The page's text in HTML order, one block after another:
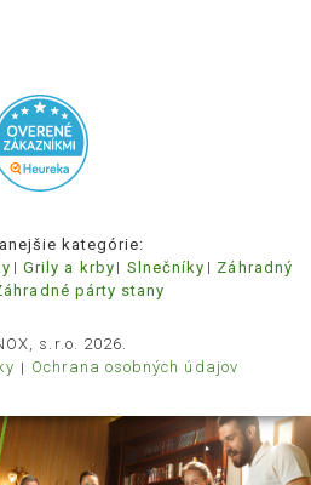
kategórie:
Grily a krby Slnečníky
Záhradný
párty stany
s.r.o. 2026.
Ochrana osobných údajov